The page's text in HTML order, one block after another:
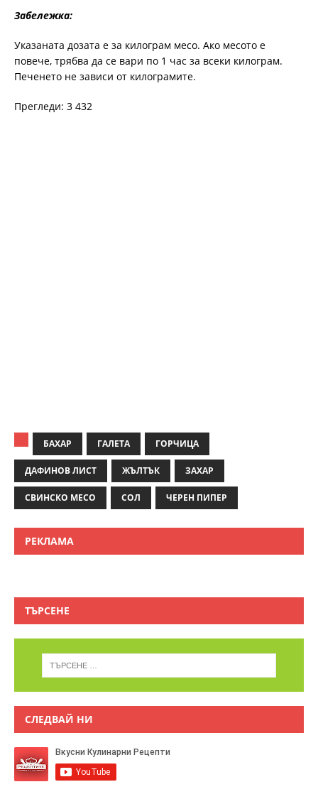
Забележка:
Указаната дозата е за килограм месо. Ако месото е
повече, трябва да се вари по 1 час за всеки килограм.
Печенето не зависи от килограмите.
Прегледи: 3 432
БАХАР ГАЛЕТА ГОРЧИЦА
ДАФИНОВ ЛИСТ ЖЪЛТЪК ЗАХАР
СВИНСКО МЕСО СОЛ ЧЕРЕН ПИПЕР
РЕКЛАМА
ТЪРСЕНЕ
СЛЕДВАЙ НИ